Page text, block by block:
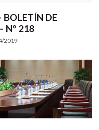
DE
Nº 218
2019